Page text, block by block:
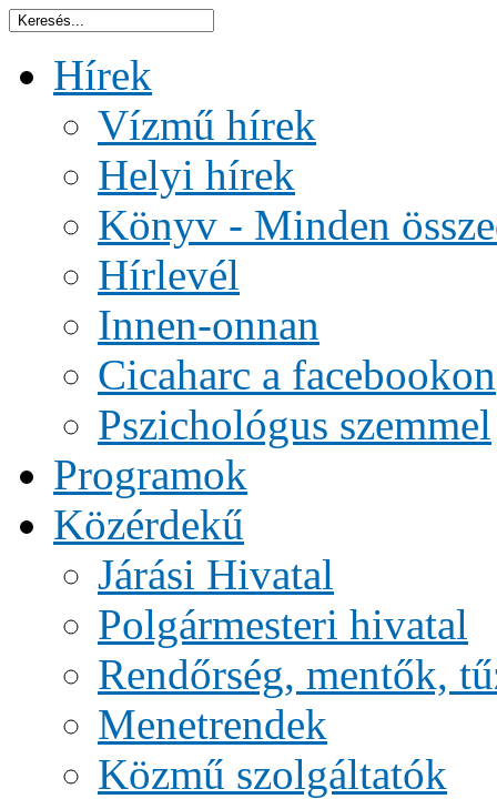
Hírek
Vízmű hírek
Helyi hírek
Könyv - Minden
Hírlevél
Innen-onnan
Cicaharc a facebookon
Pszichológus szemmel
Programok
Közérdekű
Járási Hivatal
Polgármesteri hivatal
Rendőrség, mentők,
Menetrendek
Közmű szolgáltatók